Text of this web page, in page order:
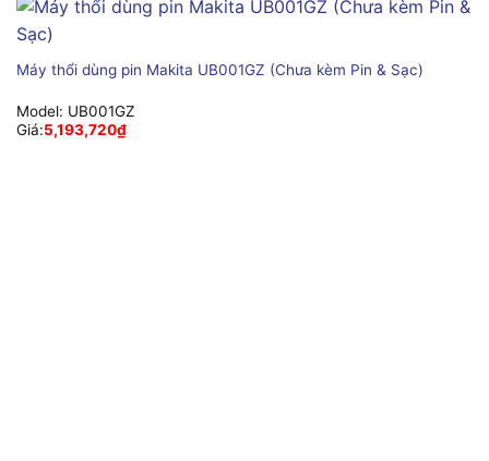
Máy thổi dùng pin Makita UB001GZ (Chưa kèm Pin & Sạc)
Model: UB001GZ
Giá:5,193,720₫